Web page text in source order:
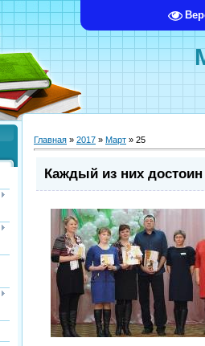
Главная » 2017 » Март » 25
Каждый из них